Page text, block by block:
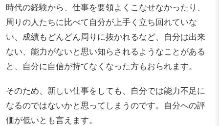
時代の経験から、仕事を要領よくこなせなかったり、
周りの人たちに比べて自分が上手く立ち回れていな
い、成績もどんどん周りに抜かれるなど、自分は出来
ない、能力がないと思い知らされるようなことがある
と、自分に自信が持てなくなった方もおられます。
そのため、新しい仕事をしても、自分では能力不足に
なるのではないかと思ってしまうのです。自分への評
価が低いとも言えます。